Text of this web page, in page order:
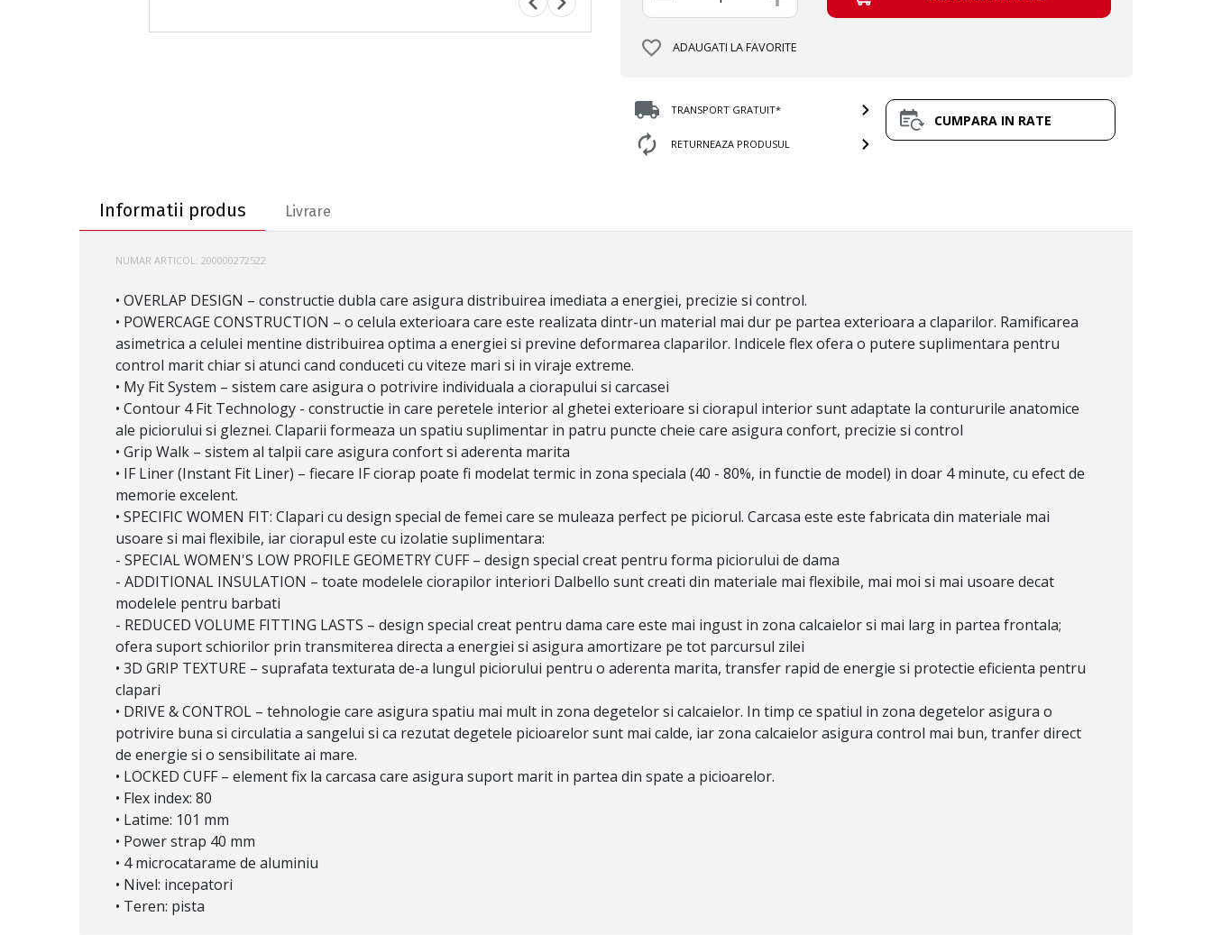
ADAUGATI LA FAVORITE
TRANSPORT GRATUIT*
RETURNEAZA PRODUSUL
CUMPARA IN RATE
Informatii produs
Livrare
NUMAR ARTICOL: 200000272522
• OVERLAP DESIGN – constructie dubla care asigura distribuirea imediata a energiei, precizie si control.
• POWERCAGE CONSTRUCTION – o celula exterioara care este realizata dintr-un material mai dur pe partea exterioara a claparilor. Ramificarea
asimetrica a celulei mentine distribuirea optima a energiei si previne deformarea claparilor. Indicele flex ofera o putere suplimentara pentru
control marit chiar si atunci cand conduceti cu viteze mari si in viraje extreme.
• My Fit System – sistem care asigura o potrivire individuala a ciorapului si carcasei
• Contour 4 Fit Technology - constructie in care peretele interior al ghetei exterioare si ciorapul interior sunt adaptate la contururile anatomice
ale piciorului si gleznei. Claparii formeaza un spatiu suplimentar in patru puncte cheie care asigura confort, precizie si control
• Grip Walk – sistem al talpii care asigura confort si aderenta marita
• IF Liner (Instant Fit Liner) – fiecare IF ciorap poate fi modelat termic in zona speciala (40 - 80%, in functie de model) in doar 4 minute, cu efect de
memorie excelent.
• SPECIFIC WOMEN FIT: Clapari cu design special de femei care se muleaza perfect pe piciorul. Carcasa este este fabricata din materiale mai
usoare si mai flexibile, iar ciorapul este cu izolatie suplimentara:
- SPECIAL WOMEN'S LOW PROFILE GEOMETRY CUFF – design special creat pentru forma piciorului de dama
- ADDITIONAL INSULATION – toate modelele ciorapilor interiori Dalbello sunt creati din materiale mai flexibile, mai moi si mai usoare decat
modelele pentru barbati
- REDUCED VOLUME FITTING LASTS – design special creat pentru dama care este mai ingust in zona calcaielor si mai larg in partea frontala;
ofera suport schiorilor prin transmiterea directa a energiei si asigura amortizare pe tot parcursul zilei
• 3D GRIP TEXTURE – suprafata texturata de-a lungul piciorului pentru o aderenta marita, transfer rapid de energie si protectie eficienta pentru
clapari
• DRIVE & CONTROL – tehnologie care asigura spatiu mai mult in zona degetelor si calcaielor. In timp ce spatiul in zona degetelor asigura o
potrivire buna si circulatia a sangelui si ca rezutat degetele picioarelor sunt mai calde, iar zona calcaielor asigura control mai bun, tranfer direct
de energie si o sensibilitate ai mare.
• LOCKED CUFF – element fix la carcasa care asigura suport marit in partea din spate a picioarelor.
• Flex index: 80
• Latime: 101 mm
• Power strap 40 mm
• 4 microcatarame de aluminiu
• Nivel: incepatori
• Teren: pista